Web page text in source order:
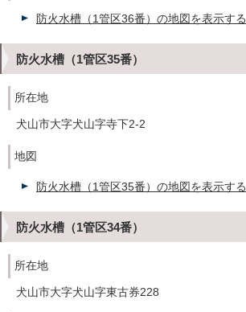
防火水槽（1管区36番）の地図を表示する
防火水槽（1管区35番）
所在地
犬山市大字犬山字寺下2-2
地図
防火水槽（1管区35番）の地図を表示する
防火水槽（1管区34番）
所在地
犬山市大字犬山字東古券228